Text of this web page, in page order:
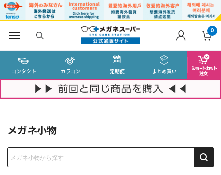
0
コンタクト カラコン 定期便 まとめ買い
メガネ小物